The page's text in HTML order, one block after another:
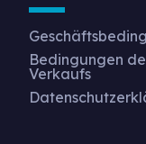
Bedingungen
Verkaufs